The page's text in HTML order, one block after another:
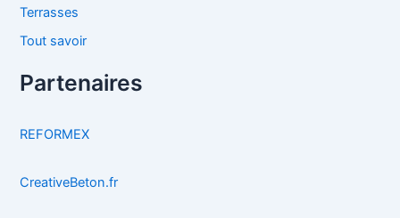
Terrasses
Tout savoir
Partenaires
REFORMEX
CreativeBeton.fr